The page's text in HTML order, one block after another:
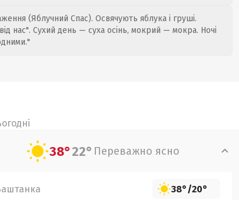
(Яблучний Спас). Освячують яблука і груші.
нас". Сухий день — суха осінь, мокрий — мокра. Ночі
38°22° Переважно ясно
38°/20°